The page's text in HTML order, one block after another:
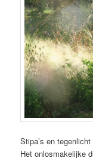
Stipa’s en
Het onlosmakelijke